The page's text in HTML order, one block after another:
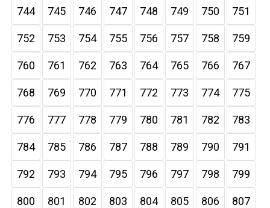
744 745 746 747 748 749 750 751
752 753 754 755 756 757 758 759
760 761 762 763 764 765 766 767
768 769 770 771 772 773 774 775
776 777 778 779 780 781 782 783
784 785 786 787 788 789 790 791
792 793 794 795 796 797 798 799
800 801 802 803 804 805 806 807